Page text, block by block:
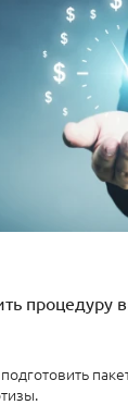
процедуру